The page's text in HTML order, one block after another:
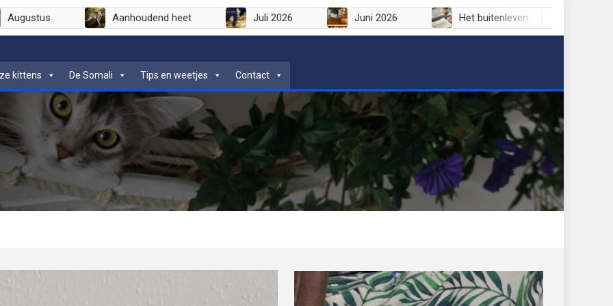
Augustus Aanhoudend heet Juli 2026 Juni 2026 Het buitenleven
kittens De Somali Tips en weetjes Contact